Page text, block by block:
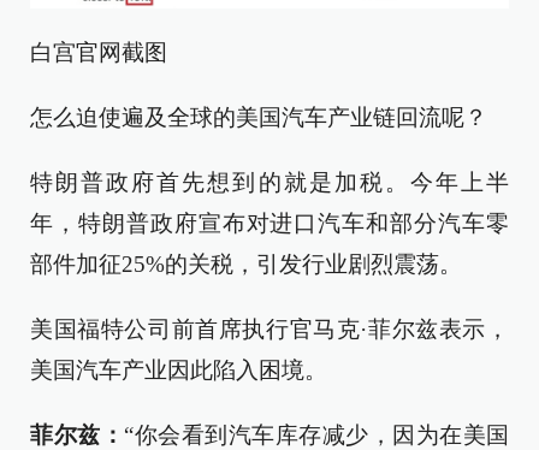
白宫官网截图
怎么迫使遍及全球的美国汽车产业链回流呢？
特朗普政府首先想到的就是加税。今年上半
年，特朗普政府宣布对进口汽车和部分汽车零
部件加征25%的关税，引发行业剧烈震荡。
美国福特公司前首席执行官马克·菲尔兹表示，
美国汽车产业因此陷入困境。
菲尔兹： “你会看到汽车库存减少，因为在美国